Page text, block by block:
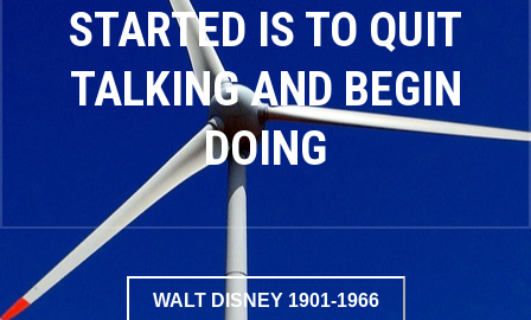
STARTED IS TO QUIT
TALKING AND BEGIN
DOING
WALT DISNEY 1901-1966